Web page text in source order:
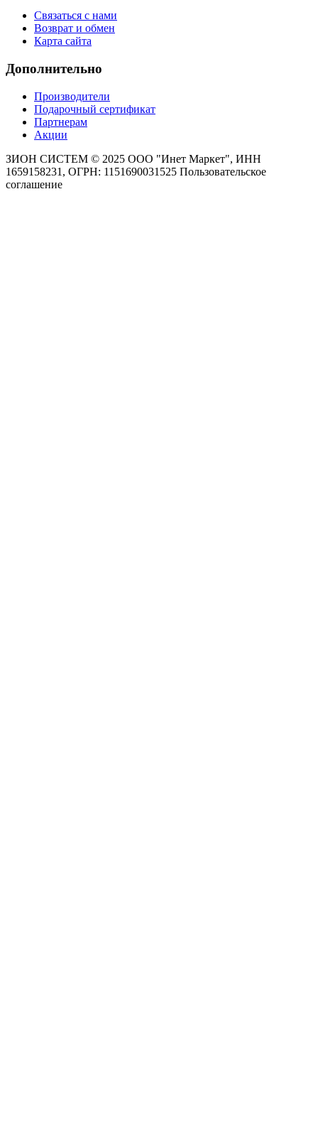
Связаться с нами
Возврат и обмен
Карта сайта
Дополнительно
Производители
Подарочный сертификат
Партнерам
Акции
ЗИОН СИСТЕМ © 2025 ООО "Инет Маркет", ИНН
1659158231, ОГРН: 1151690031525 Пользовательское
соглашение